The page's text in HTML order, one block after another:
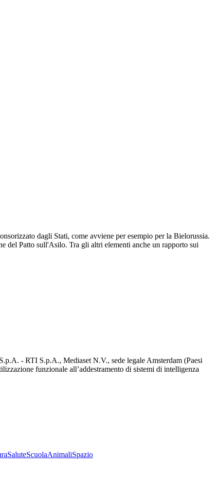
dagli Stati, come avviene per esempio per la Bielorussia.
del Patto sull'Asilo. Tra gli altri elementi anche un rapporto sui
- RTI S.p.A., Mediaset N.V., sede legale Amsterdam (Paesi
funzionale all’addestramento di sistemi di intelligenza
SaluteScuolaAnimaliSpazio